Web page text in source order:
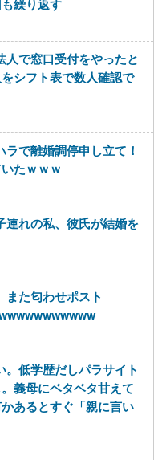
繰り返す
で窓口受付をやったと
シフト表で数人確認で
ラで離婚調停申し立て！
たｗｗｗ
連れの私、彼氏が結婚を
また匂わせポスト
低学歴だしパラサイト
義母にベタベタ甘えて
あるとすぐ「親に言い